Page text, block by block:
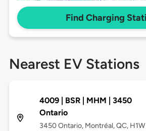
Find Charging
Nearest EV Stations
4009 | BSR | MHM | 3450
Ontario
3450 Ontario, Montréal, QC, H1W